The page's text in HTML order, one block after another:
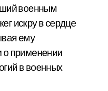
военным
искру в сердце
ему
о применении
в военных